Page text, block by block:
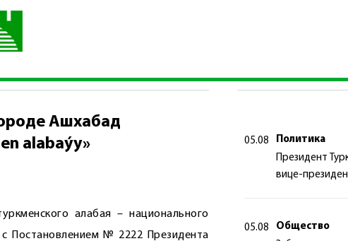
Ашхабад международный конкурс «Ýylyň türkmen edermen
Ашхабад
alabaýy»
алабая – национального
Постановлением № 2222 Президента
05.08
Политика
Президент
вице-
05.08
Общество